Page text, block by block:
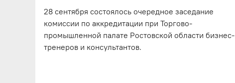
28 сентября состоялось очередное заседание
комиссии по аккредитации при Торгово-
промышленной палате Ростовской области бизнес-
тренеров и консультантов.